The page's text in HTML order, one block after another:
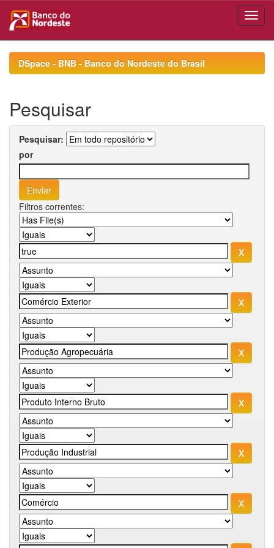
navigationDSpace - BNB - Banco do Nordeste do Brasil
Pesquisar
Pesquisar:
por
Filtros correntes: